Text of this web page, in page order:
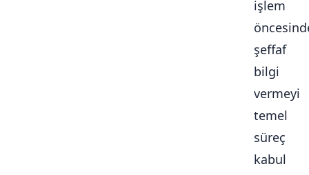
işlem
şeffaf
bilgi
vermeyi
temel
süreç
kabul